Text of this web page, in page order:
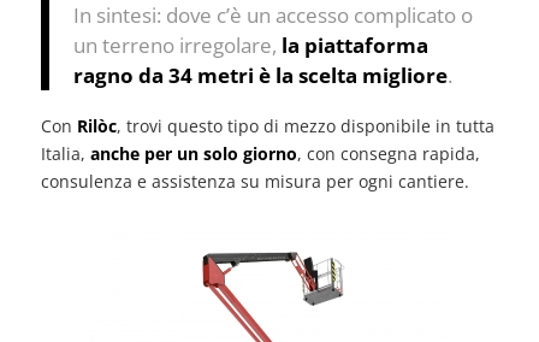
In sintesi: dove c’è un accesso complicato o
un terreno irregolare, la piattaforma
ragno da 34 metri è la scelta migliore.
Con Rilòc, trovi questo tipo di mezzo disponibile in tutta
Italia, anche per un solo giorno, con consegna rapida,
consulenza e assistenza su misura per ogni cantiere.